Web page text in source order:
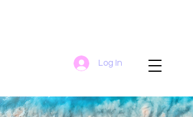
Log In